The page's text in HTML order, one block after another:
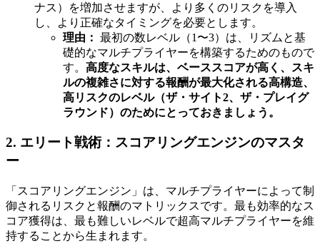
ナス）を増加させますが、より多くのリスクを導入
し、より正確なタイミングを必要とします。
理由： 最初の数レベル（1〜3）は、リズムと基
礎的なマルチプライヤーを構築するためのもので
す。 高度なスキルは、ベーススコアが高く、スキ
ルの複雑さに対する報酬が最大化される高構造、
高リスクのレベル（ザ・サイト2、ザ・プレイグ
ラウンド）のためにとっておきましょう。
2. エリート戦術：スコアリングエンジンのマスタ
ー
「スコアリングエンジン」は、マルチプライヤーによって制
御されるリスクと報酬のマトリックスです。最も効率的なス
コア獲得は、最も難しいレベルで超高マルチプライヤーを維
持することから生まれます。